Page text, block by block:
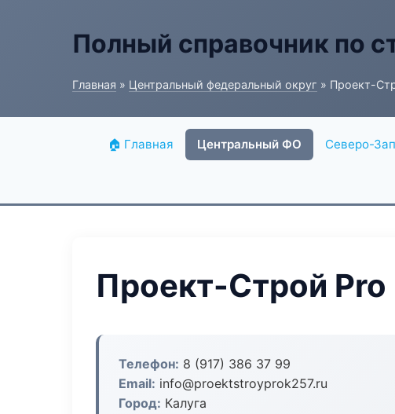
Полный справочник по
Главная » Центральный федеральный округ » Проект-
🏠 Главная Центральный ФО Северо-
Проект-Строй Pro
Телефон: 8 (917) 386 37 99
Email: info@proektstroyprok257.ru
Город: Калуга